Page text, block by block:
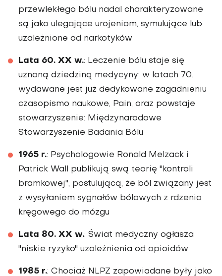
przewlekłego bólu nadal charakteryzowane
są jako ulegające urojeniom, symulujące lub
uzależnione od narkotyków
Lata 60. XX w.: Leczenie bólu staje się
uznaną dziedziną medycyny; w latach 70.
wydawane jest już dedykowane zagadnieniu
czasopismo naukowe, Pain, oraz powstaje
stowarzyszenie: Międzynarodowe
Stowarzyszenie Badania Bólu
1965 r.: Psychologowie Ronald Melzack i
Patrick Wall publikują swą teorię "kontroli
bramkowej", postulującą, że ból związany jest
z wysyłaniem sygnałów bólowych z rdzenia
kręgowego do mózgu
Lata 80. XX w.: Świat medyczny ogłasza
"niskie ryzyko" uzależnienia od opioidów
1985 r.: Chociaż NLPZ zapowiadane były jako